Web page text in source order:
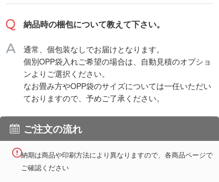
納品時の梱包について教えて下さい。
通常、個包装なしでお届けとなります。
個別OPP袋入れご希望の場合は、自動見積のオプショ
ンよりご選択ください。
なお畳み方やOPP袋のサイズについては一任いただい
ておりますので、予めご了承ください。
ご注文の流れ
納期は商品や印刷方法により異なりますので、各商品ページで
ご確認ください